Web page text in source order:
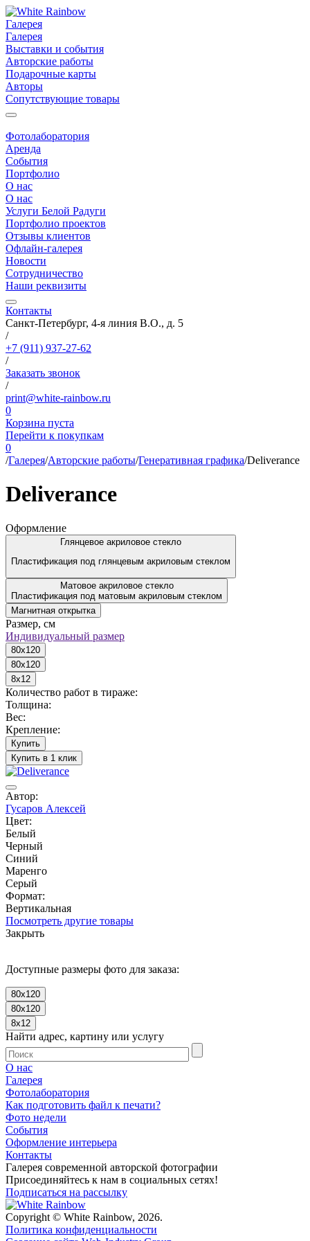
Галерея
Галерея
Выставки и события
Авторские работы
Подарочные карты
Авторы
Сопутствующие товары
Фотолаборатория
Аренда
События
Портфолио
О нас
О нас
Услуги Белой Радуги
Портфолио проектов
Отзывы клиентов
Офлайн-галерея
Новости
Сотрудничество
Наши реквизиты
Контакты
Санкт-Петербург, 4-я линия В.О., д. 5
/
+7 (911) 937-27-62
/
Заказать звонок
/
print@white-rainbow.ru
0
Корзина пуста
Перейти к покупкам
0
/Галерея/Авторские работы/Генеративная графика/Deliverance
Deliverance
Оформление
Глянцевое акриловое стекло
Пластификация под глянцевым акриловым стеклом
Матовое акриловое стекло
Пластификация под матовым акриловым стеклом
Магнитная открытка
Размер, см
Индивидуальный размер
80x120
80x120
8x12
Количество работ в тираже:
Толщина:
Вес:
Крепление:
Купить
Купить в 1 клик
Автор:
Гусаров Алексей
Цвет:
Белый
Черный
Синий
Маренго
Серый
Формат:
Вертикальная
Посмотреть другие товары
Закрыть
Доступные размеры фото для заказа:
80x120
80x120
8x12
Найти адрес, картину или услугу
О нас
Галерея
Фотолаборатория
Как подготовить файл к печати?
Фото недели
События
Оформление интерьера
Контакты
Галерея современной авторской фотографии
Присоединяйтесь к нам в социальных сетях!
Подписаться на рассылку
Copyright © White Rainbow, 2026.
Политика конфиденциальности